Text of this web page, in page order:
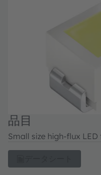
品目
Small size high-flux